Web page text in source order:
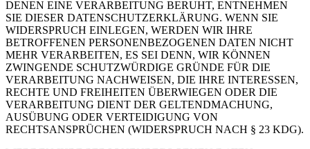
DENEN EINE VERARBEITUNG BERUHT, ENTNEHMEN
SIE DIESER DATENSCHUTZERKLÄRUNG. WENN SIE
WIDERSPRUCH EINLEGEN, WERDEN WIR IHRE
BETROFFENEN PERSONENBEZOGENEN DATEN NICHT
MEHR VERARBEITEN, ES SEI DENN, WIR KÖNNEN
ZWINGENDE SCHUTZWÜRDIGE GRÜNDE FÜR DIE
VERARBEITUNG NACHWEISEN, DIE IHRE INTERESSEN,
RECHTE UND FREIHEITEN ÜBERWIEGEN ODER DIE
VERARBEITUNG DIENT DER GELTENDMACHUNG,
AUSÜBUNG ODER VERTEIDIGUNG VON
RECHTSANSPRÜCHEN (WIDERSPRUCH NACH § 23 KDG).